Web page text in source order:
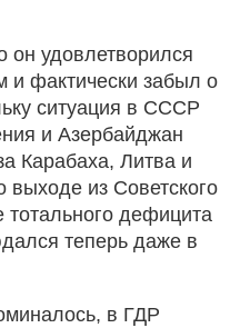
он удовлетворился
и фактически забыл о
ситуация в СССР
и Азербайджан
Карабаха, Литва и
выходе из Советского
дефицита
теперь даже в
в ГДР